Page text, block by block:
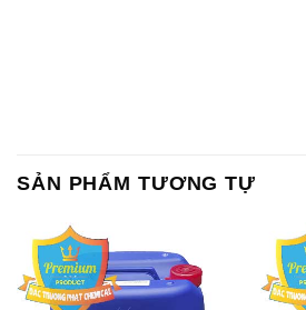
SẢN PHẨM TƯƠNG TỰ